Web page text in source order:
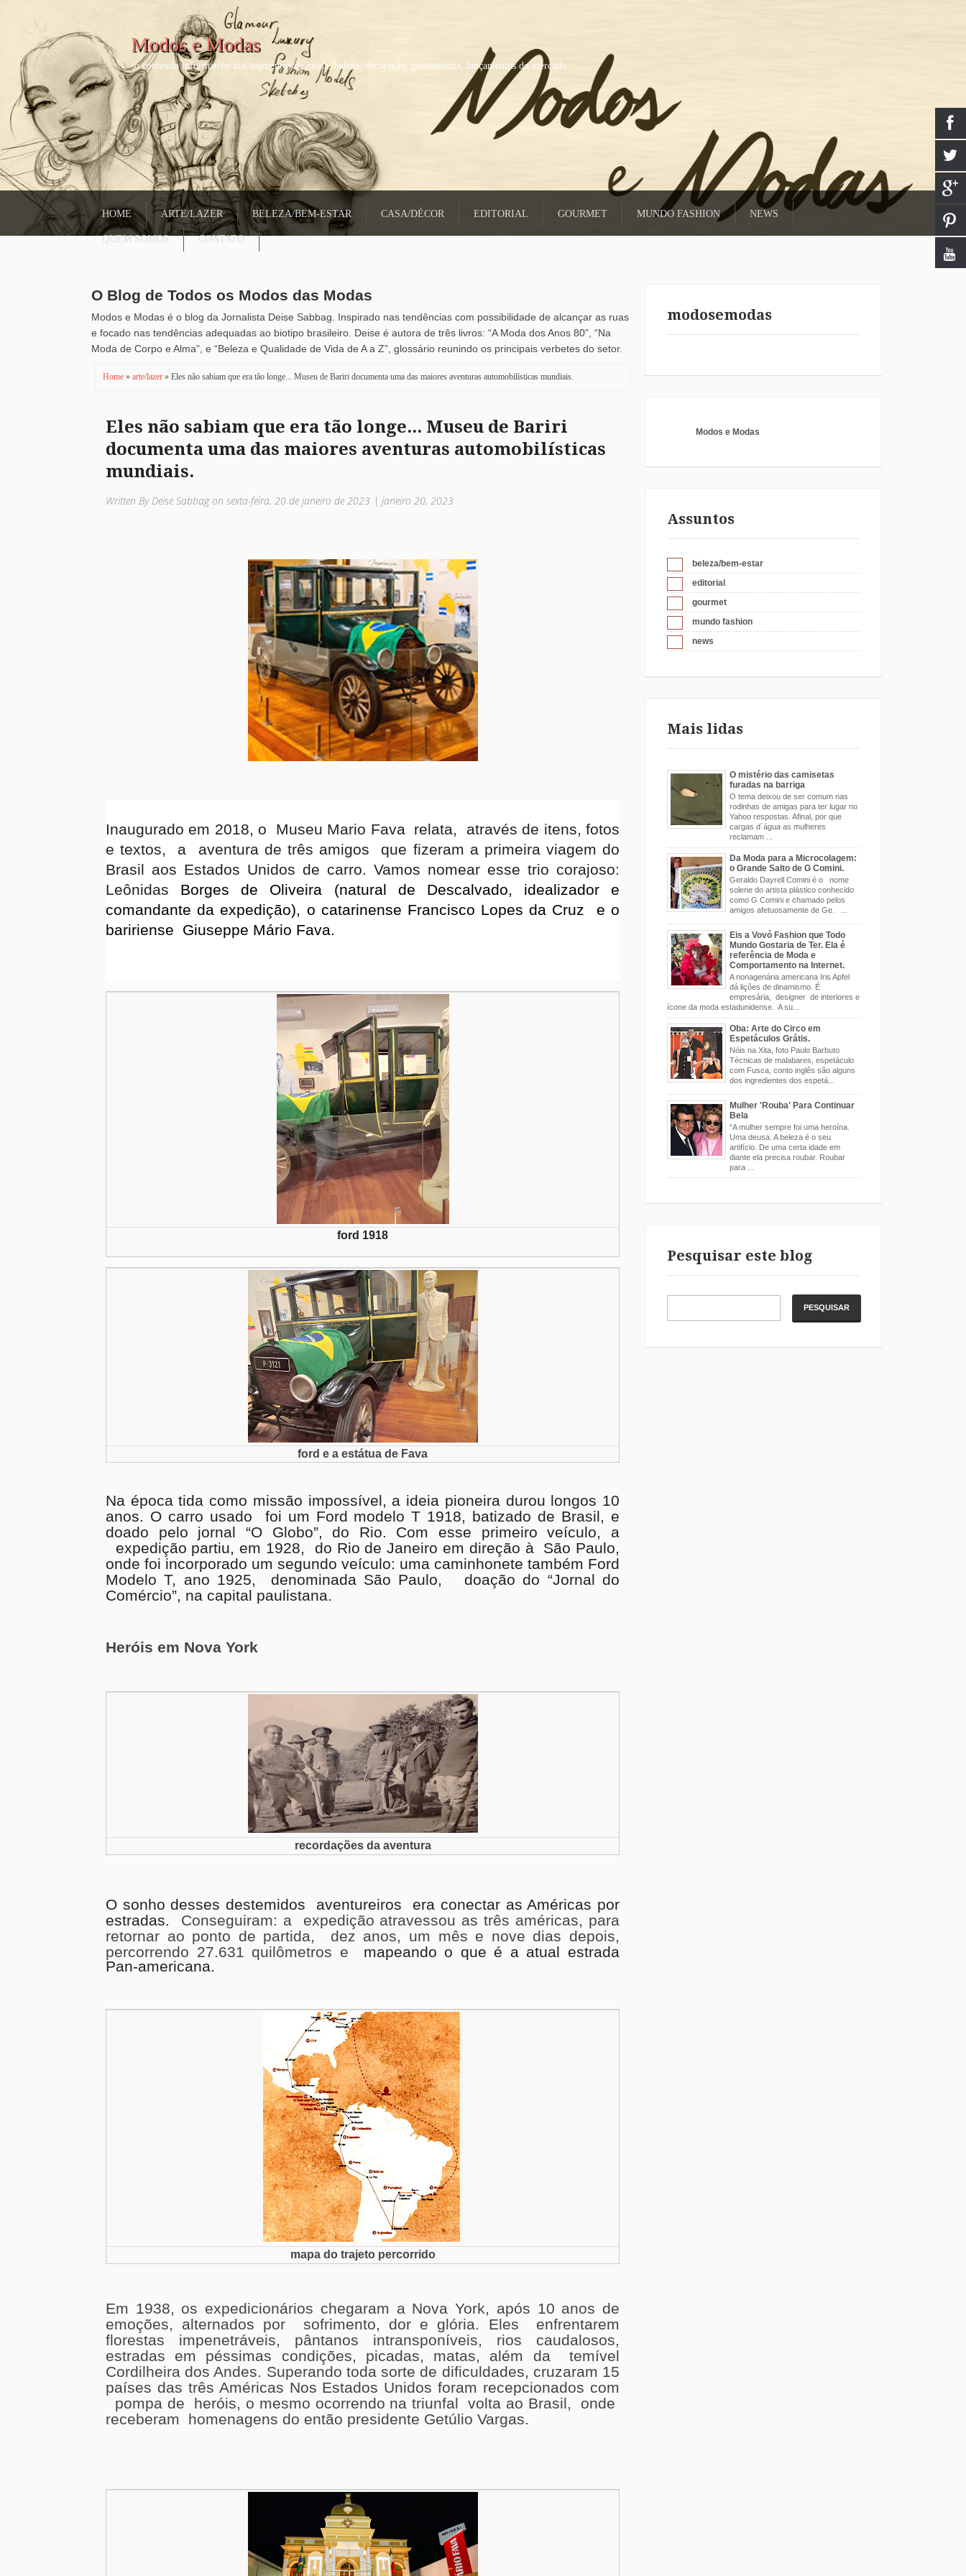
Modos e Modas
só conteudo informativo nos segmentos de moda, beleza, decoração, gastronomia, lançamentos do mercado
HOME ARTE/LAZER BELEZA/BEM-ESTAR CASA/DÉCOR EDITORIAL GOURMET MUNDO FASHION NEWS
QUEM SOMOS CONTATO
O Blog de Todos os Modos das Modas
Modos e Modas é o blog da Jornalista Deise Sabbag. Inspirado nas tendências com possibilidade de alcançar as ruas
e focado nas tendências adequadas ao biotipo brasileiro. Deise é autora de três livros: “A Moda dos Anos 80”, “Na
Moda de Corpo e Alma”, e “Beleza e Qualidade de Vida de A a Z”, glossário reunindo os principais verbetes do setor.
Home » arte/lazer » Eles não sabiam que era tão longe... Museu de Bariri documenta uma das maiores aventuras automobilísticas mundiais.
Eles não sabiam que era tão longe... Museu de Bariri
documenta uma das maiores aventuras automobilísticas
mundiais.
Written By Deise Sabbag on sexta-feira, 20 de janeiro de 2023 | janeiro 20, 2023
Inaugurado em 2018, o Museu Mario Fava relata,
através de itens, fotos
e textos,
a aventura de três amigos
que fizeram a primeira viagem do
Brasil aos Estados Unidos de carro. Vamos nomear esse trio corajoso:
Leônidas Borges de Oliveira (natural de Descalvado, idealizador e
comandante da expedição), o catarinense Francisco Lopes da Cruz
e o
baririense Giuseppe Mário Fava.
ford 1918
ford e a estátua de Fava
Na época tida como missão impossível, a ideia pioneira durou longos 10
anos. O carro usado
foi um Ford modelo T 1918, batizado de Brasil, e
doado pelo jornal “O Globo”, do Rio. Com esse primeiro veículo, a
expedição partiu, em 1928, do Rio de Janeiro em direção à São Paulo,
onde foi incorporado um segundo veículo: uma caminhonete também Ford
Modelo T, ano 1925, denominada São Paulo, doação do “Jornal do
Comércio”, na capital paulistana.
Heróis em Nova York
recordações da aventura
O sonho desses destemidos aventureiros
era conectar as Américas por
estradas.
Conseguiram: a
expedição atravessou as três américas, para
retornar ao ponto de partida,
dez anos, um mês e nove dias depois,
percorrendo 27.631 quilômetros e
mapeando o que é a atual estrada
Pan-americana.
mapa do trajeto percorrido
Em 1938, os expedicionários chegaram a Nova York, após 10 anos de
emoções, alternados por sofrimento, dor e glória. Eles enfrentarem
florestas impenetráveis, pântanos intransponíveis, rios caudalosos,
estradas em péssimas condições, picadas, matas, além da temível
Cordilheira dos Andes. Superando toda sorte de dificuldades, cruzaram 15
países das três Américas Nos Estados Unidos foram recepcionados com
pompa de heróis, o mesmo ocorrendo na triunfal volta ao Brasil, onde
receberam homenagens do então presidente Getúlio Vargas.
modosemodas
Modos e Modas
Assuntos
beleza/bem-estar
editorial
gourmet
mundo fashion
news
Mais lidas
O mistério das camisetas
furadas na barriga
O tema deixou de ser comum nas
rodinhas de amigas para ter lugar no
Yahoo respostas. Afinal, por que
cargas d´água as mulheres
reclamam ...
Da Moda para a Microcolagem:
o Grande Salto de G Comini.
Geraldo Dayrell Comini é o nome
solene do artista plástico conhecido
como G Comini e chamado pelos
amigos afetuosamente de Ge. ...
Eis a Vovó Fashion que Todo
Mundo Gostaria de Ter. Ela é
referência de Moda e
Comportamento na Internet.
A nonagenária americana Iris Apfel
dá lições de dinamismo. É
empresária, designer de interiores e
ícone da moda estadunidense. A su...
Oba: Arte do Circo em
Espetáculos Grátis.
Nóis na Xita, foto Paulo Barbuto
Técnicas de malabares, espetáculo
com Fusca, conto inglês são alguns
dos ingredientes dos espetá...
Mulher 'Rouba' Para Continuar
Bela
“A mulher sempre foi uma heroína.
Uma deusa. A beleza é o seu
artifício. De uma certa idade em
diante ela precisa roubar. Roubar
para ...
Pesquisar este blog